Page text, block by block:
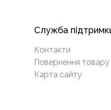
Служба
Контакти
Повернення товару
Карта сайту